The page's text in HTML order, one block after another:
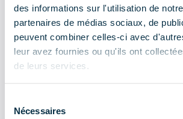
des informations sur l'utilisation de
partenaires de médias sociaux, de
peuvent combiner celles-ci avec
leur avez fournies ou qu'ils ont
de leurs services.
Nécessaires